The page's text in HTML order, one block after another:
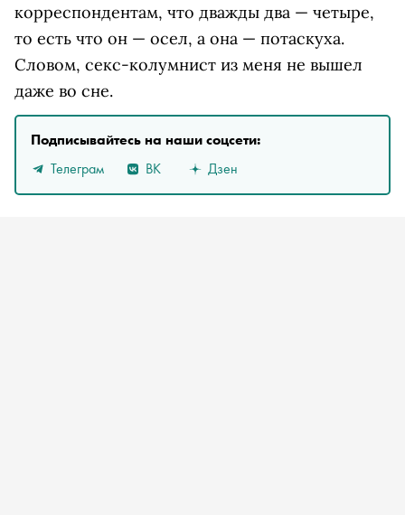
корреспондентам, что дважды два — четыре,
то есть что он — осел, а она — потаскуха.
Словом, секс-колумнист из меня не вышел
даже во сне.
Подписывайтесь на наши соцсети:
Телеграм
ВК Дзен